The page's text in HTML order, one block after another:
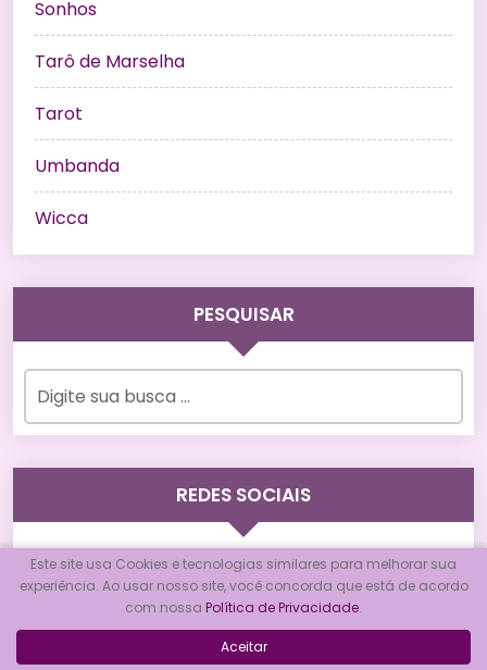
Sonhos
Tarô de Marselha
Tarot
Umbanda
Wicca
PESQUISAR
REDES SOCIAIS
Este site usa Cookies e tecnologias similares para melhorar sua
experiência. Ao usar nosso site, você concorda que está de acordo
com nossa Política de Privacidade.
Aceitar